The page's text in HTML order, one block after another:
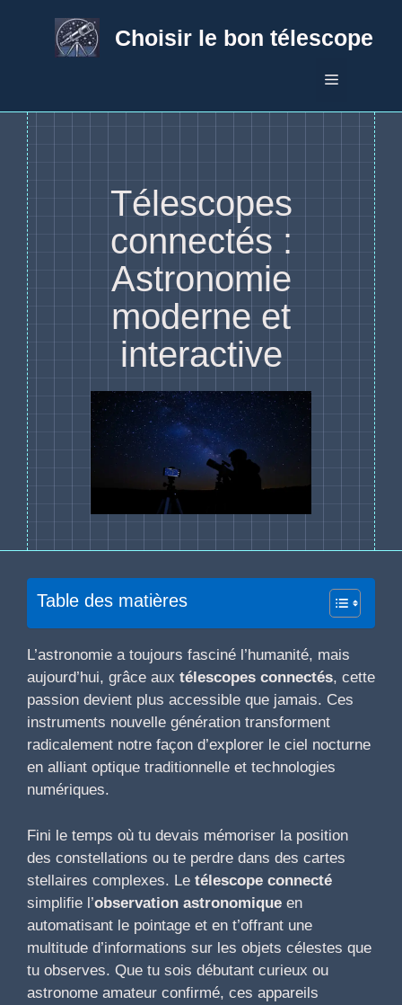
Choisir le bon télescope
Menu
Télescopes
connectés :
Astronomie
moderne et
interactive
Table des matières
L’astronomie a toujours fasciné l’humanité, mais
aujourd’hui, grâce aux télescopes connectés, cette
passion devient plus accessible que jamais. Ces
instruments nouvelle génération transforment
radicalement notre façon d’explorer le ciel nocturne
en alliant optique traditionnelle et technologies
numériques.
Fini le temps où tu devais mémoriser la position
des constellations ou te perdre dans des cartes
stellaires complexes. Le télescope connecté
simplifie l’observation astronomique en
automatisant le pointage et en t’offrant une
multitude d’informations sur les objets célestes que
tu observes. Que tu sois débutant curieux ou
astronome amateur confirmé, ces appareils